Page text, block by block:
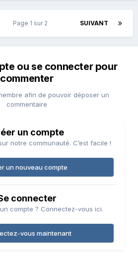
SUIVANT
Page 1 sur 2
ou se connecter pour
commenter
afin de pouvoir déposer un
commentaire
un compte
notre communauté. C’est facile !
un nouveau compte
connecter
compte ? Connectez-vous ici.
vous maintenant